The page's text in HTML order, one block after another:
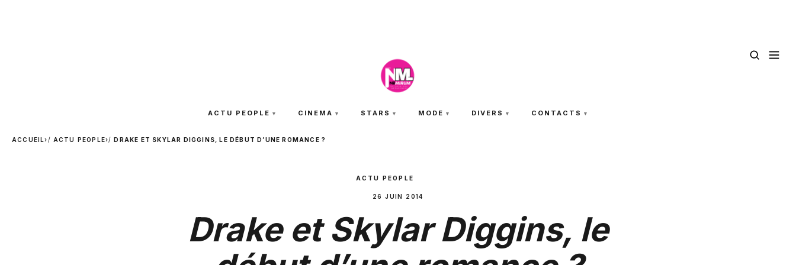
ACTU PEOPLE CINEMA STARS MODE DIVERS CONTACTS
ACCUEIL› ACTU PEOPLE› DRAKE ET SKYLAR DIGGINS, LE DÉBUT D’UNE ROMANCE ?
ACTU PEOPLE
26 JUIN 2014
Drake et Skylar Diggins, le